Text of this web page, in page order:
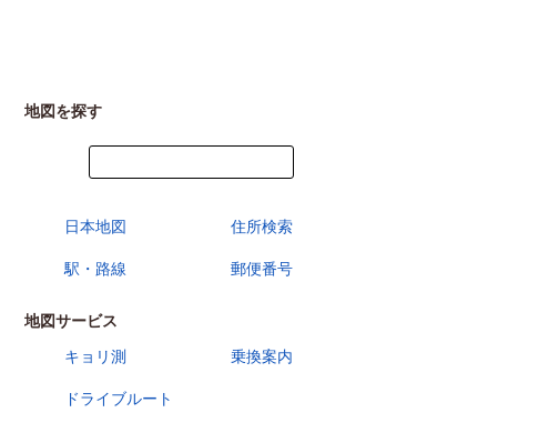
地図を探す
日本地図 住所検索
駅・路線 郵便番号
地図サービス
キョリ測
乗換案内
ドライブルート